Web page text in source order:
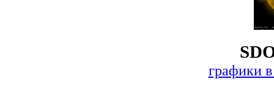
графики